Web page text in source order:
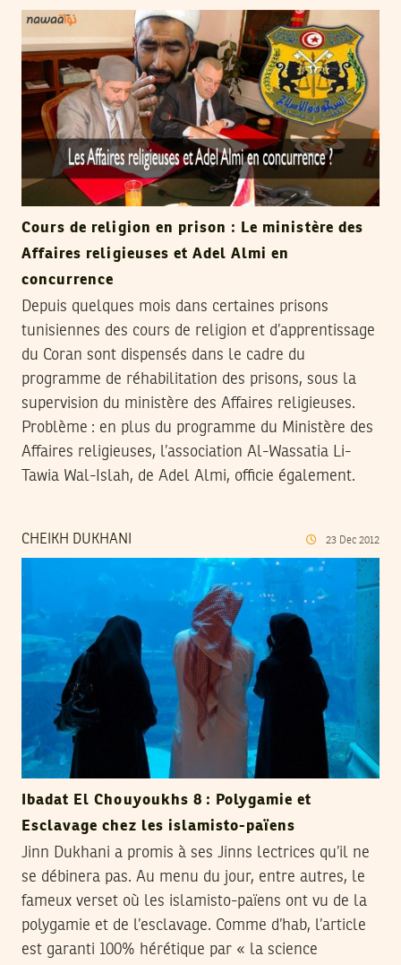
Cours de religion en prison : Le ministère des
Affaires religieuses et Adel Almi en
concurrence
Depuis quelques mois dans certaines prisons
tunisiennes des cours de religion et d’apprentissage
du Coran sont dispensés dans le cadre du
programme de réhabilitation des prisons, sous la
supervision du ministère des Affaires religieuses.
Problème : en plus du programme du Ministère des
Affaires religieuses, l’association Al-Wassatia Li-
Tawia Wal-Islah, de Adel Almi, officie également.
CHEIKH DUKHANI 23 Dec 2012
Ibadat El Chouyoukhs 8 : Polygamie et
Esclavage chez les islamisto-païens
Jinn Dukhani a promis à ses Jinns lectrices qu’il ne
se débinera pas. Au menu du jour, entre autres, le
fameux verset où les islamisto-païens ont vu de la
polygamie et de l’esclavage. Comme d’hab, l’article
est garanti 100% hérétique par « la science